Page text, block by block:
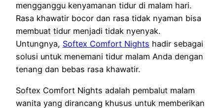
mengganggu kenyamanan tidur di malam hari.
Rasa khawatir bocor dan rasa tidak nyaman bisa
membuat tidur menjadi tidak nyenyak.
Untungnya, Softex Comfort Nights hadir sebagai
solusi untuk menemani tidur malam Anda dengan
tenang dan bebas rasa khawatir.
Softex Comfort Nights adalah pembalut malam
wanita yang dirancang khusus untuk memberikan